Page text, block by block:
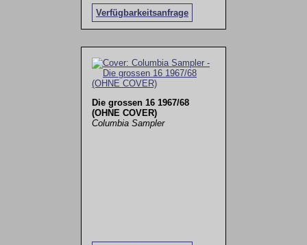
Verfügbarkeitsanfrage
Die grossen 16 1967/68
(OHNE COVER)
Columbia Sampler